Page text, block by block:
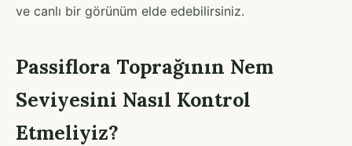
ve canlı bir görünüm elde edebilirsiniz.
Passiflora Toprağının Nem
Seviyesini Nasıl Kontrol
Etmeliyiz?